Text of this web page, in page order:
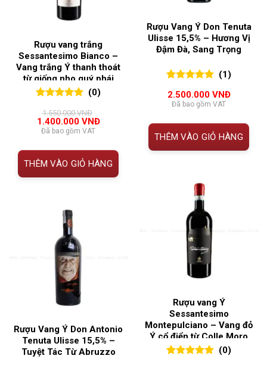
Rượu Vang Ý Don Tenuta
Ulisse 15,5% – Hương Vị
Đậm Đà, Sang Trọng
đánh giá
(1)
2.500.000 VNĐ
Đã bao gồm VAT
THÊM VÀO GIỎ HÀNG
Rượu vang trắng
Sessantesimo Bianco –
Vang trắng Ý thanh thoát
từ giống nho quý phái
đánh giá
(0)
1.550.000VNĐ
Giá
gốc
1.550.000 VNĐ.
1.400.000 VNĐGiá
là:
1.400.000 VNĐ.
Đã bao gồm VAT
THÊM VÀO GIỎ HÀNG
Rượu vang Ý
Sessantesimo
Montepulciano – Vang đỏ
Ý cổ điển từ Colle Moro
(0)
Rượu Vang Ý Don Antonio
Tenuta Ulisse 15,5% –
Tuyệt Tác Từ Abruzzo